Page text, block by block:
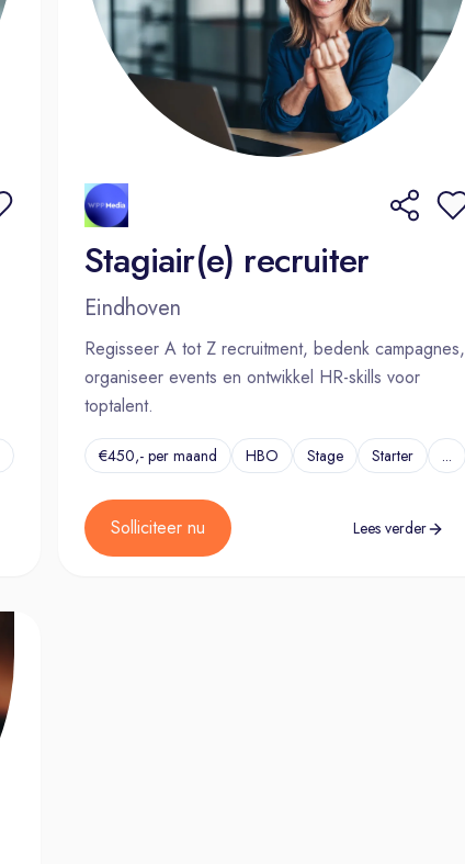
Stagiair(e) recruiter
Eindhoven
Regisseer A tot Z recruitment, bedenk campagnes,
organiseer events en ontwikkel HR-skills voor
toptalent.
€450,- per maand HBO Stage Starter ...
Solliciteer nu Lees verder